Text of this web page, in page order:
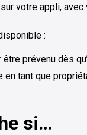
votre appli, avec
:
prévenu dès
en tant que
si…